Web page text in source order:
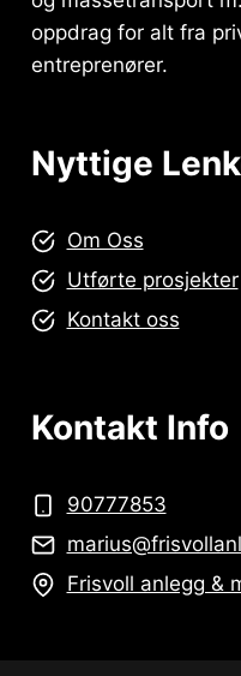
oppdrag for alt fra
entreprenører.
Nyttige
Om Oss
Utførte prosjekter
Kontakt oss
Kontakt Info
90777853
Frisvoll anlegg &